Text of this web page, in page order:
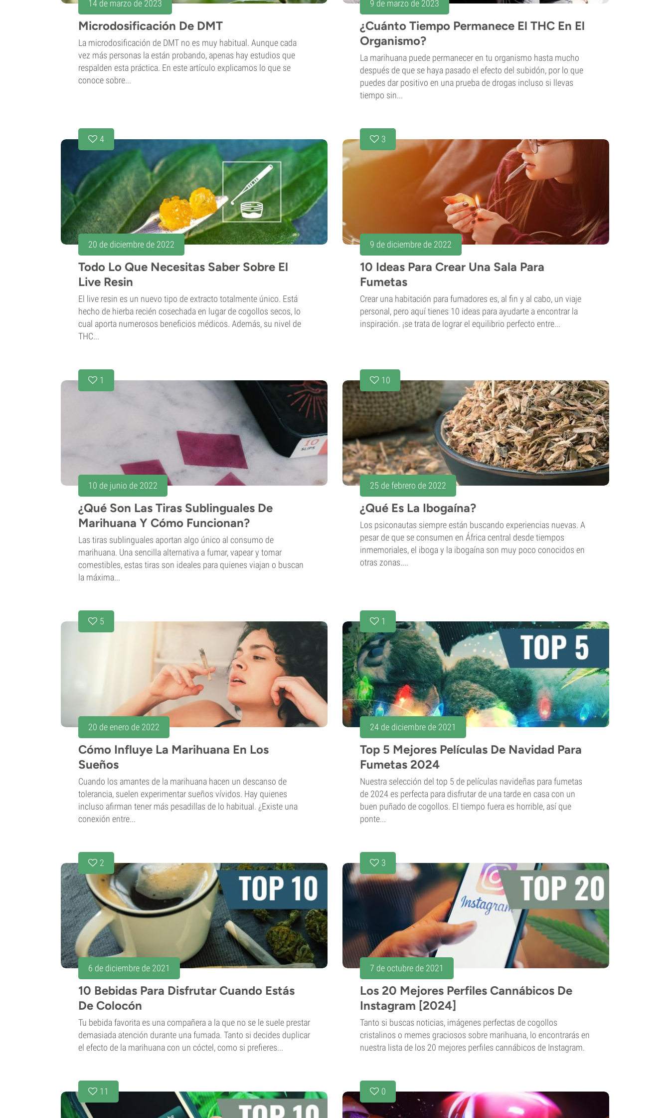
14 de marzo de 2023
Microdosificación De DMT
La microdosificación de DMT no es muy habitual. Aunque cada
vez más personas la están probando, apenas hay estudios que
respalden esta práctica. En este artículo explicamos lo que se
conoce sobre...
9 de marzo de 2023
¿Cuánto Tiempo Permanece El THC En El
Organismo?
La marihuana puede permanecer en tu organismo hasta mucho
después de que se haya pasado el efecto del subidón, por lo que
puedes dar positivo en una prueba de drogas incluso si llevas
tiempo sin...
4
20 de diciembre de 2022
Todo Lo Que Necesitas Saber Sobre El
Live Resin
El live resin es un nuevo tipo de extracto totalmente único. Está
hecho de hierba recién cosechada en lugar de cogollos secos, lo
cual aporta numerosos beneficios médicos. Además, su nivel de
THC...
3
9 de diciembre de 2022
10 Ideas Para Crear Una Sala Para
Fumetas
Crear una habitación para fumadores es, al fin y al cabo, un viaje
personal, pero aquí tienes 10 ideas para ayudarte a encontrar la
inspiración. ¡se trata de lograr el equilibrio perfecto entre...
1
10 de junio de 2022
¿Qué Son Las Tiras Sublinguales De
Marihuana Y Cómo Funcionan?
Las tiras sublinguales aportan algo único al consumo de
marihuana. Una sencilla alternativa a fumar, vapear y tomar
comestibles, estas tiras son ideales para quienes viajan o buscan
la máxima...
10
25 de febrero de 2022
¿Qué Es La Ibogaína?
Los psiconautas siempre están buscando experiencias nuevas. A
pesar de que se consumen en África central desde tiempos
inmemoriales, el iboga y la ibogaína son muy poco conocidos en
otras zonas....
5
20 de enero de 2022
Cómo Influye La Marihuana En Los
Sueños
Cuando los amantes de la marihuana hacen un descanso de
tolerancia, suelen experimentar sueños vívidos. Hay quienes
incluso afirman tener más pesadillas de lo habitual. ¿Existe una
conexión entre...
1
24 de diciembre de 2021
Top 5 Mejores Películas De Navidad Para
Fumetas 2024
Nuestra selección del top 5 de películas navideñas para fumetas
de 2024 es perfecta para disfrutar de una tarde en casa con un
buen puñado de cogollos. El tiempo fuera es horrible, así que
ponte...
2
6 de diciembre de 2021
10 Bebidas Para Disfrutar Cuando Estás
De Colocón
Tu bebida favorita es una compañera a la que no se le suele prestar
demasiada atención durante una fumada. Tanto si decides duplicar
el efecto de la marihuana con un cóctel, como si prefieres...
3
7 de octubre de 2021
Los 20 Mejores Perfiles Cannábicos De
Instagram [2024]
Tanto si buscas noticias, imágenes perfectas de cogollos
cristalinos o memes graciosos sobre marihuana, lo encontrarás en
nuestra lista de los 20 mejores perfiles cannábicos de Instagram.
11 0